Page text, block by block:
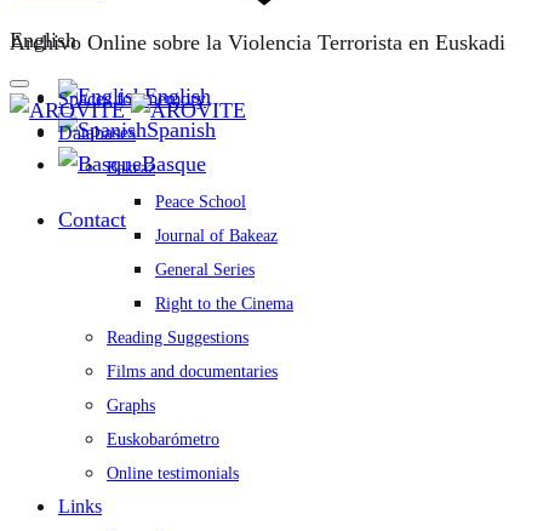
English
English
Spanish
Basque
Contact
Archivo Online sobre la Violencia Terrorista en Euskadi
Spaces for memory
Databases
Bakeaz
Peace School
Journal of Bakeaz
General Series
Right to the Cinema
Reading Suggestions
Films and documentaries
Graphs
Euskobarómetro
Online testimonials
Links